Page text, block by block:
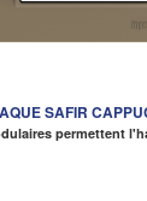
SAFIR
permettent